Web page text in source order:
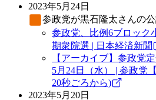
2023年5月24日
参政党が黒石隆太さんの公
参政党、比例6ブロッ
期衆院選 | 日本経済新聞
【アーカイブ】参政党
5月24日（水） | 参政党
20秒ごろから)
2023年5月20日